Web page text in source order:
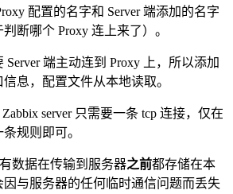
配置的名字和 Server 端添加的名字
断哪个 Proxy 连上来了）。
Server 端主动连到 Proxy 上，所以添加
息，配置文件从本地读取。
server 只需要一条 tcp 连接，仅在
规则即可。
数据在传输到服务器之前都存储在本
与服务器的任何临时通信问题而丢失